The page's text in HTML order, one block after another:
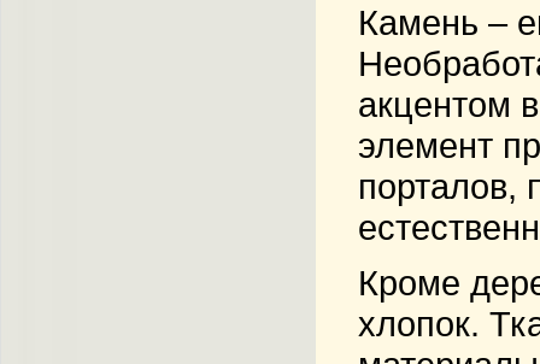
Камень –
акцентом
элемент
порталов,
Кроме
хлопок.